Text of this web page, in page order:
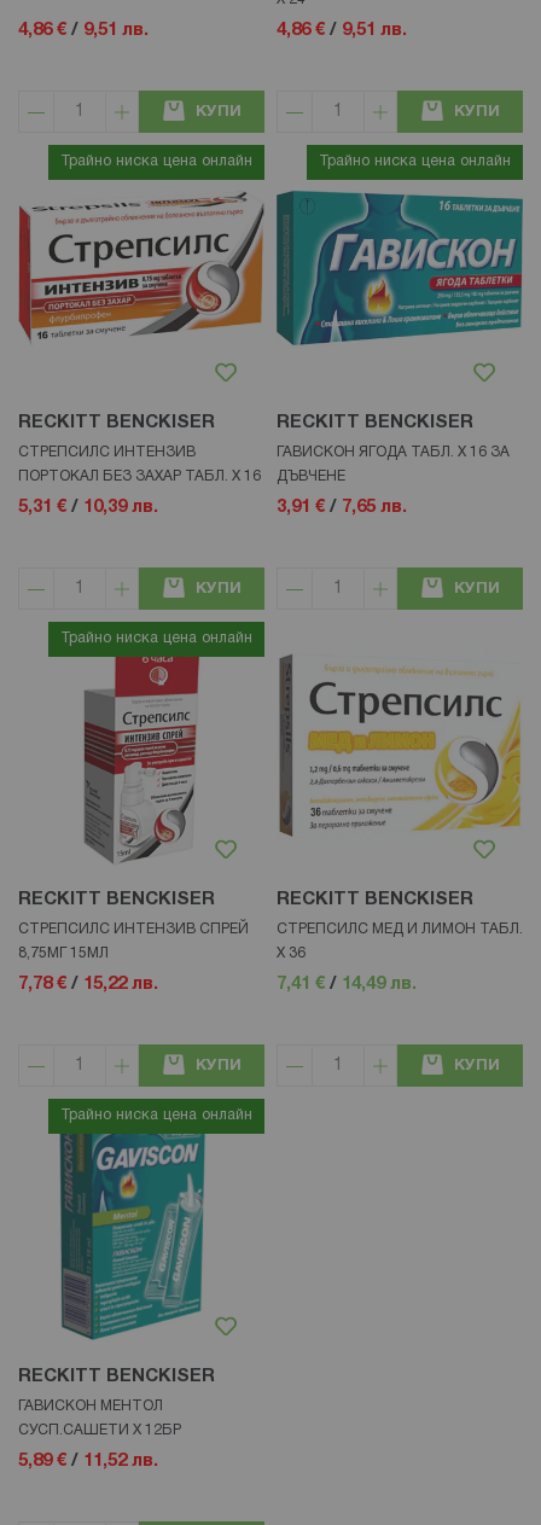
4,86 € / 9,51 лв.
КУПИ
4,86 € / 9,51 лв.
КУПИ
Трайно ниска цена онлайн
RECKITT BENCKISER
СТРЕПСИЛС ИНТЕНЗИВ
ПОРТОКАЛ БЕЗ ЗАХАР ТАБЛ. Х 16
5,31 € / 10,39 лв.
КУПИ
Трайно ниска цена онлайн
RECKITT BENCKISER
ГАВИСКОН ЯГОДА ТАБЛ. Х 16 ЗА
ДЪВЧЕНЕ
3,91 € / 7,65 лв.
КУПИ
Трайно ниска цена онлайн
RECKITT BENCKISER
СТРЕПСИЛС ИНТЕНЗИВ СПРЕЙ
8,75МГ 15МЛ
7,78 € / 15,22 лв.
КУПИ
RECKITT BENCKISER
СТРЕПСИЛС МЕД И ЛИМОН ТАБЛ.
Х 36
7,41 € / 14,49 лв.
КУПИ
Трайно ниска цена онлайн
RECKITT BENCKISER
ГАВИСКОН МЕНТОЛ
СУСП.САШЕТИ Х 12БР
5,89 € / 11,52 лв.